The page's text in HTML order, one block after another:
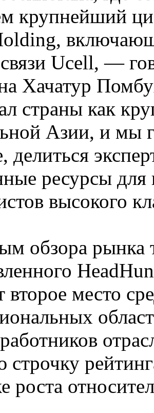
крупнейший
Ucell, —
Хачатур
страны как
Азии, и мы
делиться
ресурсы
высокого
обзора рынка
второе место
строчку
роста